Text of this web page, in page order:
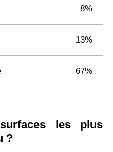
8%
13%
67%
les plus
?